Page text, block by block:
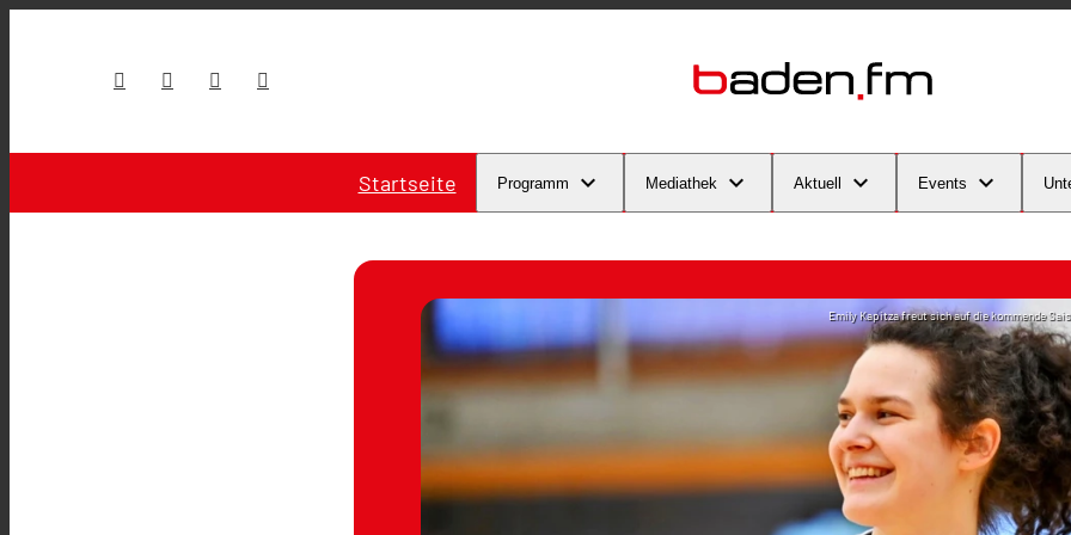
Startseite Programm Mediathek Aktuell Events
Emily Kapitza freut sich auf die kommende